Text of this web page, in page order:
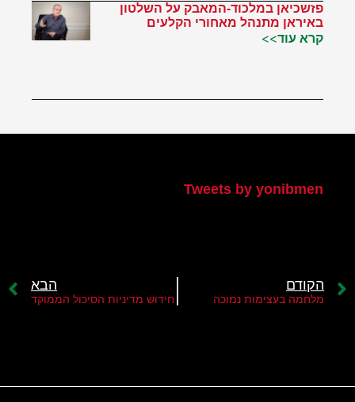
פזשכיאן במלכוד-המאבק על השלטון
באיראן מתנהל מאחורי הקלעים
קרא עוד>>
Tweets by yonibmen
הקודם
מלחמה בעצימות נמוכה
הבא
חידוש מדיניות הסיכול הממוקד